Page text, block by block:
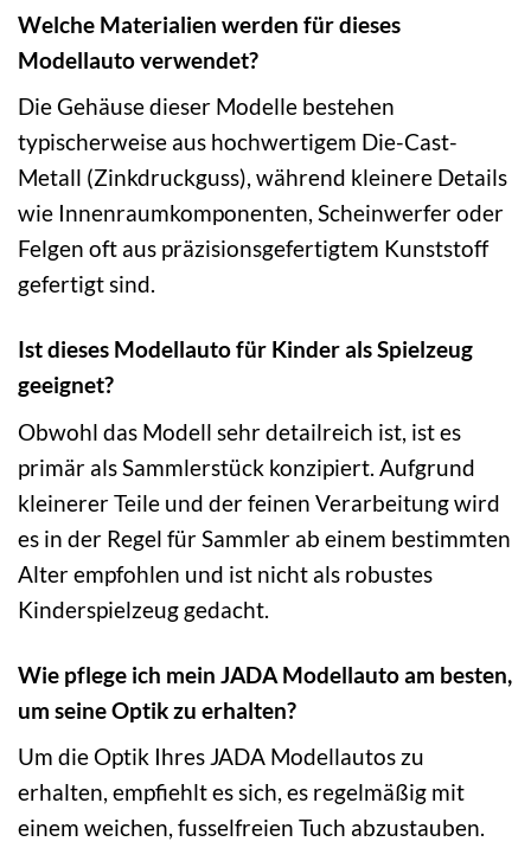
Welche Materialien werden für dieses
Modellauto verwendet?
Die Gehäuse dieser Modelle bestehen
typischerweise aus hochwertigem Die-Cast-
Metall (Zinkdruckguss), während kleinere Details
wie Innenraumkomponenten, Scheinwerfer oder
Felgen oft aus präzisionsgefertigtem Kunststoff
gefertigt sind.
Ist dieses Modellauto für Kinder als Spielzeug
geeignet?
Obwohl das Modell sehr detailreich ist, ist es
primär als Sammlerstück konzipiert. Aufgrund
kleinerer Teile und der feinen Verarbeitung wird
es in der Regel für Sammler ab einem bestimmten
Alter empfohlen und ist nicht als robustes
Kinderspielzeug gedacht.
Wie pflege ich mein JADA Modellauto am besten,
um seine Optik zu erhalten?
Um die Optik Ihres JADA Modellautos zu
erhalten, empfiehlt es sich, es regelmäßig mit
einem weichen, fusselfreien Tuch abzustauben.